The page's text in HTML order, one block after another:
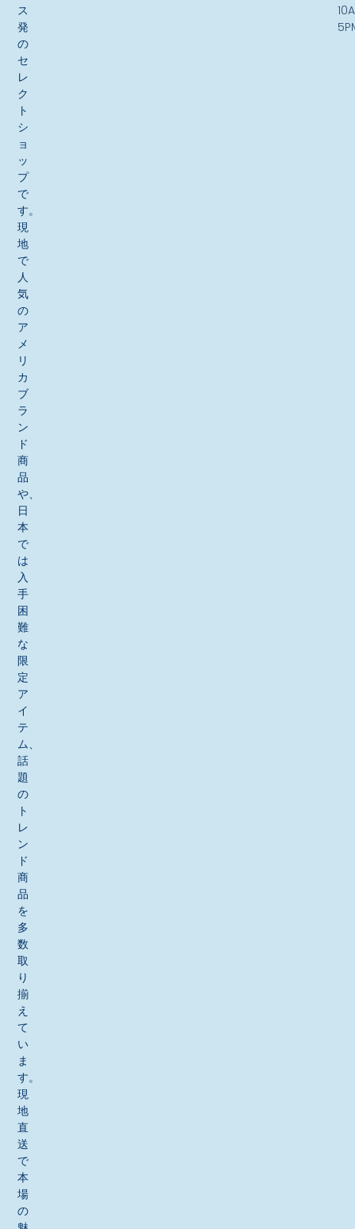
ス
発
の
セ
レ
ク
ト
シ
ョ
ッ
プ
で
す。
現
地
で
人
気
の
ア
メ
リ
カ
ブ
ラ
ン
ド
商
品
や、
日
本
で
は
入
手
困
難
な
限
定
ア
イ
テ
ム、
話
題
の
ト
レ
ン
ド
商
品
を
多
数
取
り
揃
え
て
い
ま
す。
現
地
直
送
で
本
場
の